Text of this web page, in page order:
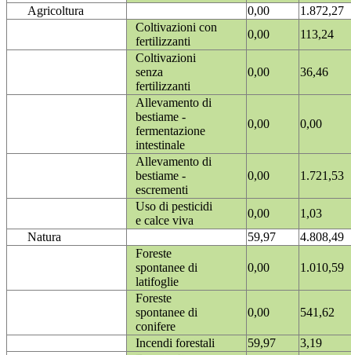
Agricoltura
0,00
1.872,27
Coltivazioni con
fertilizzanti
0,00
113,24
Coltivazioni
senza
fertilizzanti
0,00 36,46
Allevamento di
bestiame -
fermentazione
intestinale
0,00 0,00
Allevamento di
bestiame -
escrementi
0,00 1.721,53
Uso di pesticidi
e calce viva
0,00
1,03
Natura
59,97
4.808,49
Foreste
spontanee di
latifoglie
0,00 1.010,59
Foreste
spontanee di
conifere
0,00 541,62
Incendi forestali 59,97
3,19